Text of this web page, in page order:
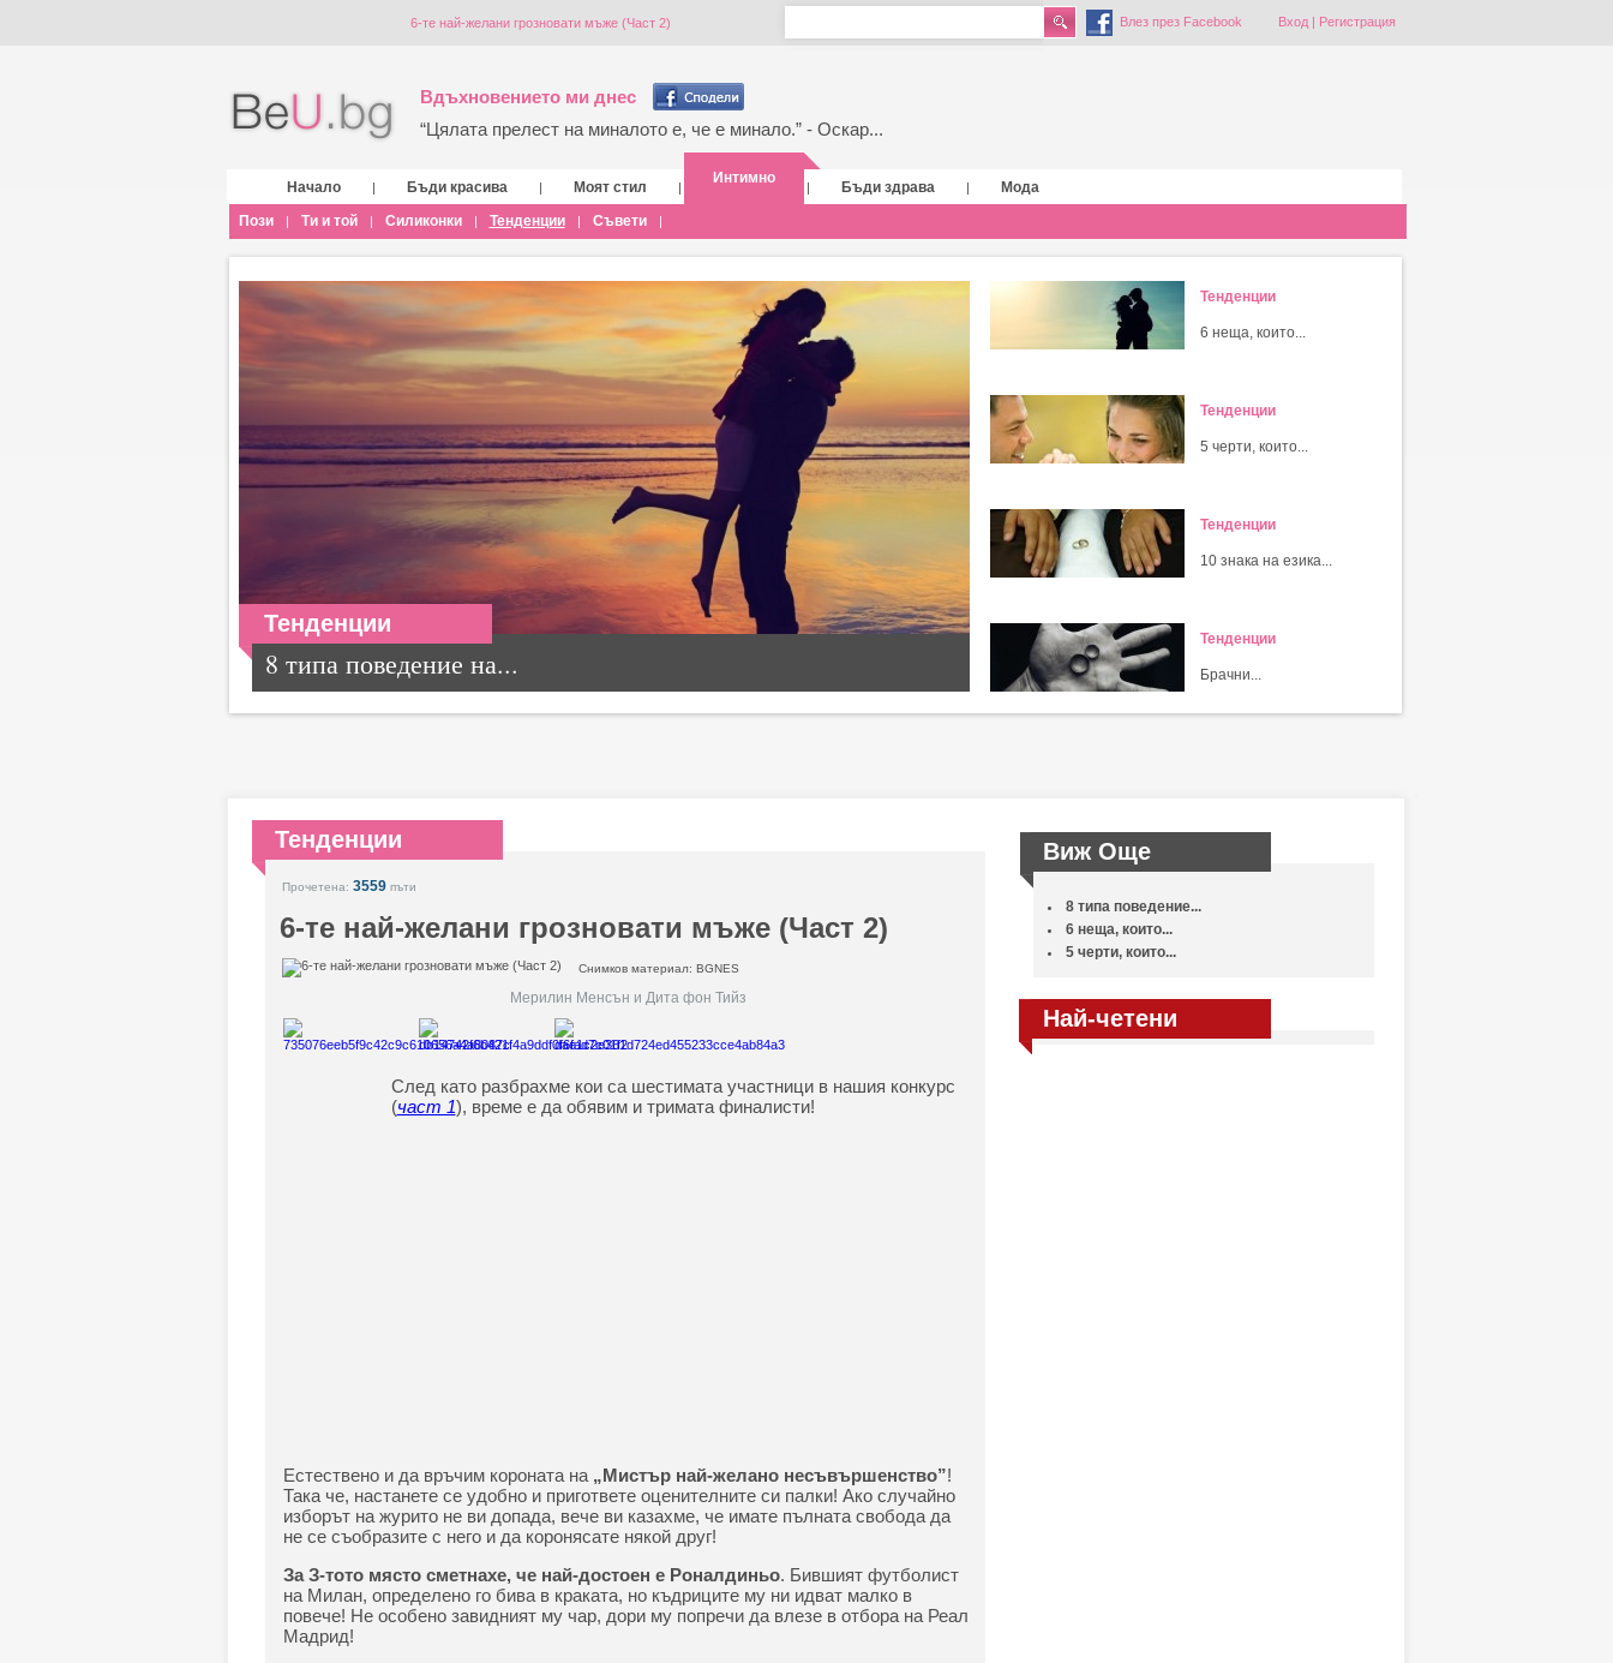
6-те най-желани грозновати мъже (Част 2) Влез през Facebook Вход| Регистрация
Вдъхновението ми днес
“Цялата прелест на миналото е, че е минало.” - Оскар...
Начало | Бъди красива | Моят стил |
Интимно
| Бъди здрава |
Мода
Пози
| Ти и той | Силиконки | Тенденции | Съвети |
Тенденции
8 типа поведение на...
Тенденции
6 неща, които...
Тенденции
5 черти, които...
Тенденции
10 знака на езика...
Тенденции
Брачни...
Тенденции
Прочетена: 3559пъти
6-те най-желани грозновати мъже (Част 2)
Снимков материал: BGNES
Мерилин Менсън и Дита фон Тийз
След като разбрахме кои са шестимата участници в нашия конкурс
(част 1), време е да обявим и тримата финалисти!
Естествено и да връчим короната на „Мистър най-желано несъвършенство”!
Така че, настанете се удобно и пригответе оценителните си палки! Ако случайно
изборът на журито не ви допада, вече ви казахме, че имате пълната свобода да
не се съобразите с него и да коронясате някой друг!
За З-тото място сметнахе, че най-достоен е Роналдиньо. Бившият футболист
на Милан, определено го бива в краката, но къдриците му ни идват малко в
повече! Не особено завидният му чар, дори му попречи да влезе в отбора на Реал
Мадрид!
Виж Още
8 типа поведение...
6 неща, които...
5 черти, които...
Най-четени